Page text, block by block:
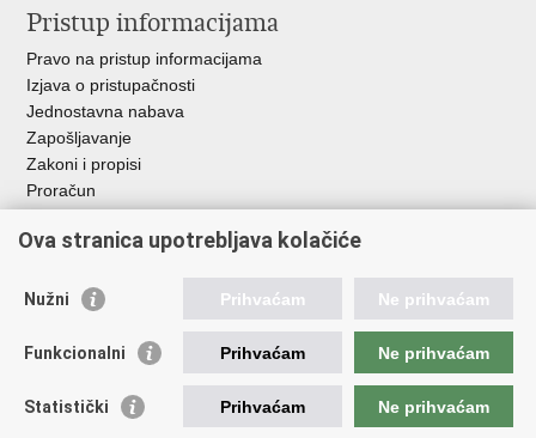
Pristup informacijama
Pravo na pristup informacijama
Izjava o pristupačnosti
Jednostavna nabava
Zapošljavanje
Zakoni i propisi
Proračun
RH
Važne poveznice
Hrvatska agencija za poljoprivredu i hranu
Agencija za plaćanja u poljoprivredi, ribarstvu i ruralnom
razvoju
Ova stranica upotrebljava kolačiće
Nužni Prihvaćam Ne prihvaćam
Funkcionalni Prihvaćam Ne prihvaćam
Statistički Prihvaćam Ne prihvaćam